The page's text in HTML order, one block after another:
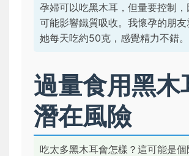
孕婦可以吃黑木耳，但量要控制
可能影響鐵質吸收。我懷孕的朋友
她每天吃約50克，感覺精力不錯。
過量食用黑木
潛在風險
吃太多黑木耳會怎樣？這可能是個